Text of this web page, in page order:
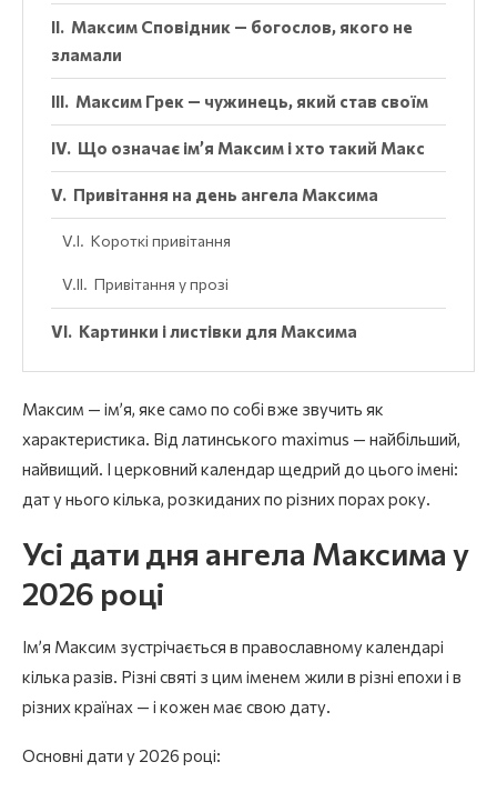
Максим Сповідник — богослов, якого не
зламали
Максим Грек — чужинець, який став своїм
Що означає ім’я Максим і хто такий Макс
Привітання на день ангела Максима
Короткі привітання
Привітання у прозі
Картинки і листівки для Максима
Максим — ім’я, яке само по собі вже звучить як
характеристика. Від латинського maximus — найбільший,
найвищий. І церковний календар щедрий до цього імені:
дат у нього кілька, розкиданих по різних порах року.
Усі дати дня ангела Максима у
2026 році
Ім’я Максим зустрічається в православному календарі
кілька разів. Різні святі з цим іменем жили в різні епохи і в
різних країнах — і кожен має свою дату.
Основні дати у 2026 році: